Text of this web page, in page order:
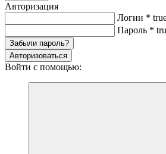
Авторизация
Логин *
Пароль *
Забыли пароль?
Авторизоваться
Войти с помощью: